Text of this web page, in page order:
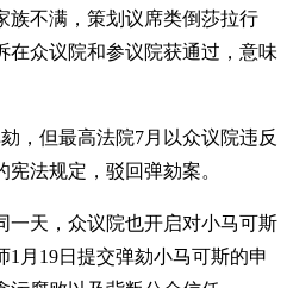
族不满，策划议席类倒莎拉行
在众议院和参议院获通过，意味
，但最高法院7月以众议院违反
法规定，驳回弹劾案。
一天，众议院也开启对小马可斯
月19日提交弹劾小马可斯的申